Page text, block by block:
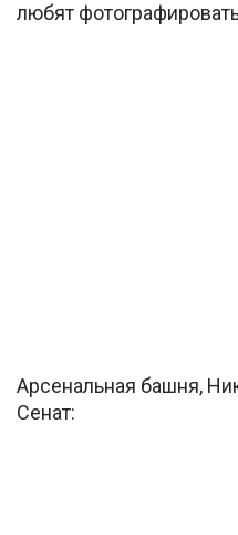
любят
Арсенальная башня,
Сенат: